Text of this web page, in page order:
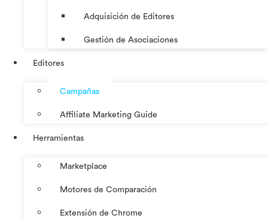
Adquisición de Editores
Gestión de Asociaciones
Editores
Campañas
Affiliate Marketing Guide
Herramientas
Marketplace
Motores de Comparación
Extensión de Chrome